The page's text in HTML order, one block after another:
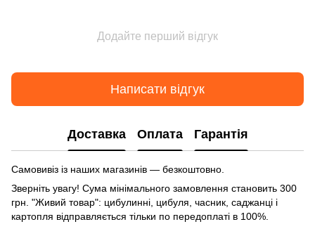
Додайте перший відгук
Написати відгук
Доставка Оплата Гарантія
Самовивіз із наших магазинів — безкоштовно.
Зверніть увагу! Сума мінімального замовлення становить 300
грн. "Живий товар": цибулинні, цибуля, часник, саджанці і
картопля відправляється тільки по передоплаті в 100%.